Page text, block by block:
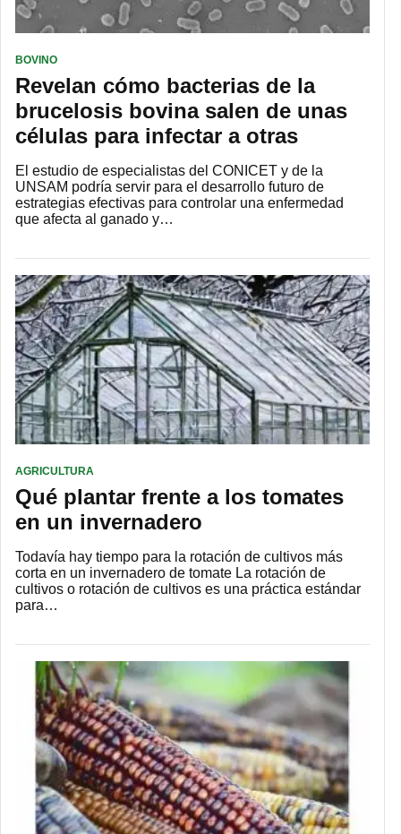
BOVINO
Revelan cómo bacterias de la
brucelosis bovina salen de unas
células para infectar a otras
El estudio de especialistas del CONICET y de la
UNSAM podría servir para el desarrollo futuro de
estrategias efectivas para controlar una enfermedad
que afecta al ganado y…
AGRICULTURA
Qué plantar frente a los tomates
en un invernadero
Todavía hay tiempo para la rotación de cultivos más
corta en un invernadero de tomate La rotación de
cultivos o rotación de cultivos es una práctica estándar
para…